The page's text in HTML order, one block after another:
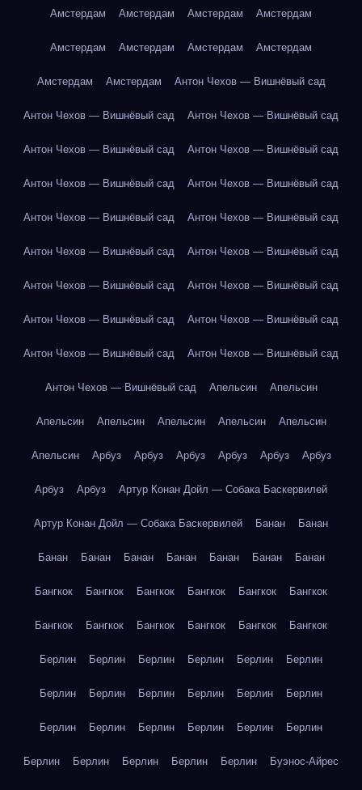
Амстердам Амстердам Амстердам Амстердам
Амстердам Амстердам Амстердам Амстердам
Амстердам Амстердам Антон Чехов — Вишнёвый сад
Антон Чехов — Вишнёвый сад Антон Чехов — Вишнёвый сад
Антон Чехов — Вишнёвый сад Антон Чехов — Вишнёвый сад
Антон Чехов — Вишнёвый сад Антон Чехов — Вишнёвый сад
Антон Чехов — Вишнёвый сад Антон Чехов — Вишнёвый сад
Антон Чехов — Вишнёвый сад Антон Чехов — Вишнёвый сад
Антон Чехов — Вишнёвый сад Антон Чехов — Вишнёвый сад
Антон Чехов — Вишнёвый сад Антон Чехов — Вишнёвый сад
Антон Чехов — Вишнёвый сад Антон Чехов — Вишнёвый сад
Антон Чехов — Вишнёвый сад Апельсин Апельсин
Апельсин Апельсин Апельсин Апельсин Апельсин
Апельсин Арбуз Арбуз Арбуз Арбуз Арбуз Арбуз
Арбуз Арбуз Артур Конан Дойл — Собака Баскервилей
Артур Конан Дойл — Собака Баскервилей Банан Банан
Банан Банан Банан Банан Банан Банан Банан
Бангкок Бангкок Бангкок Бангкок Бангкок Бангкок
Бангкок Бангкок Бангкок Бангкок Бангкок Бангкок
Берлин Берлин Берлин Берлин Берлин Берлин
Берлин Берлин Берлин Берлин Берлин Берлин
Берлин Берлин Берлин Берлин Берлин Берлин
Берлин Берлин Берлин Берлин Берлин Буэнос-Айрес